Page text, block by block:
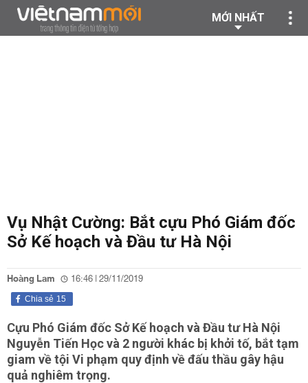
MỚI NHẤT
Vụ Nhật Cường: Bắt cựu Phó Giám đốc
Sở Kế hoạch và Đầu tư Hà Nội
Hoàng Lam 16:46 | 29/11/2019
15
Chia sẻ
Cựu Phó Giám đốc Sở Kế hoạch và Đầu tư Hà Nội
Nguyễn Tiến Học và 2 người khác bị khởi tố, bắt tạm
giam về tội Vi phạm quy định về đấu thầu gây hậu
quả nghiêm trọng.